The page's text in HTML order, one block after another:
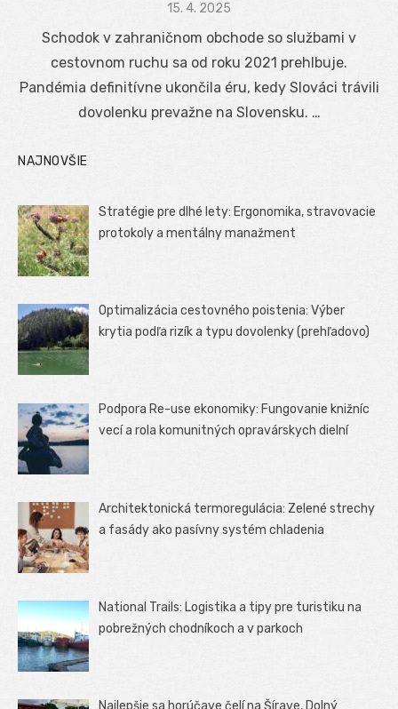
Posted
15. 4. 2025
Schodok v zahraničnom obchode so službami v
cestovnom ruchu sa od roku 2021 prehlbuje.
Pandémia definitívne ukončila éru, kedy Slováci trávili
dovolenku prevažne na Slovensku. …
NAJNOVŠIE
Stratégie pre dlhé lety: Ergonomika, stravovacie
protokoly a mentálny manažment
Optimalizácia cestovného poistenia: Výber
krytia podľa rizík a typu dovolenky (prehľadovo)
Podpora Re-use ekonomiky: Fungovanie knižníc
vecí a rola komunitných opravárskych dielní
Architektonická termoregulácia: Zelené strechy
a fasády ako pasívny systém chladenia
National Trails: Logistika a tipy pre turistiku na
pobrežných chodníkoch a v parkoch
Najlepšie sa horúčave čelí na Šírave, Dolný